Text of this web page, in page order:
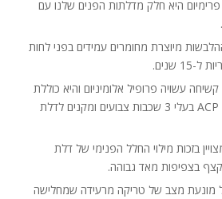
היא חלק מדלתות הפנים שלנו עם
מיוצרת מחומרים עמידים בפני לחות
שנים.
עשויה פרופיל אלומיניום והיא כוללת
חפוי מלא בשני לוחות ACP בעלי 3 שכבות צבועים ומקנים לדלת
בזכות מילוי החלל הפנימי של דלת
בצפיפות מאד גבוהה.
מצב של טריקה מרעידה שמחלישה